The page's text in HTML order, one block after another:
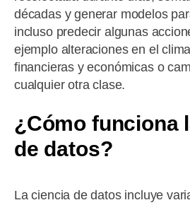
décadas y generar modelos
incluso predecir algunas
ejemplo alteraciones en el
financieras y económicas o
cualquier otra clase.
¿Cómo funciona
de datos?
La ciencia de datos incluye